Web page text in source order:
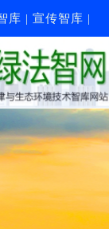
库 | 宣传智库 |